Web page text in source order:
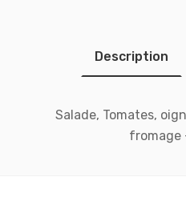
Description
Salade, Tomates,